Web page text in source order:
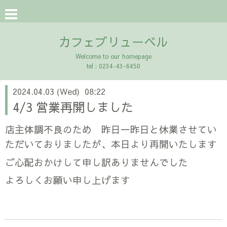
カフェブリューベル
Welcome to our homepage
tel : 0234-43-6450
2024.04.03 (Wed) 08:22
4/3 営業再開しました
店主体調不良のため 昨日一昨日と休業させてい
ただいておりましたが、本日より再開いたします
ご心配おかけして申し訳ありませんでした
よろしくお願い申し上げます